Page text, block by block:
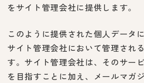
をサイト管理会社に提供します。
このように提供された個人データ
サイト管理会社において管理され
す。サイト管理会社は、そのサー
を目指すことに加え、メールマガ